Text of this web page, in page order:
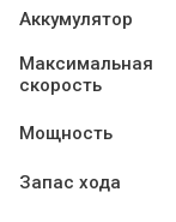
Аккумулятор
Максимальная
скорость
Мощность
Запас хода